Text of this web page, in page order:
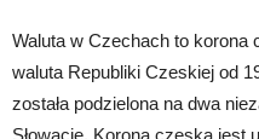
Waluta w Czechach to korona
waluta Republiki Czeskiej od
została podzielona na dwa
Słowację. Korona czeska jest